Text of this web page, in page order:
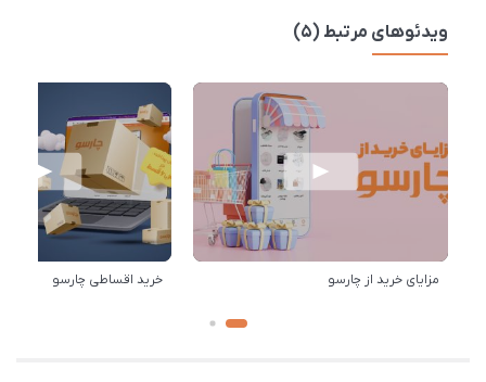
ویدئوهای مرتبط (5)
مزایای خرید از چارسو خرید اقساطی چارسو